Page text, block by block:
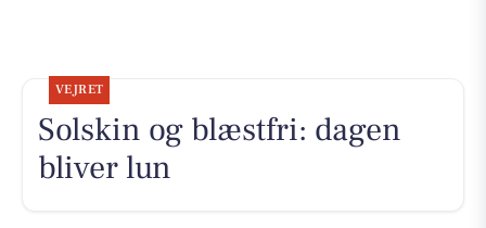
VEJRET
Solskin og blæstfri: dagen
bliver lun